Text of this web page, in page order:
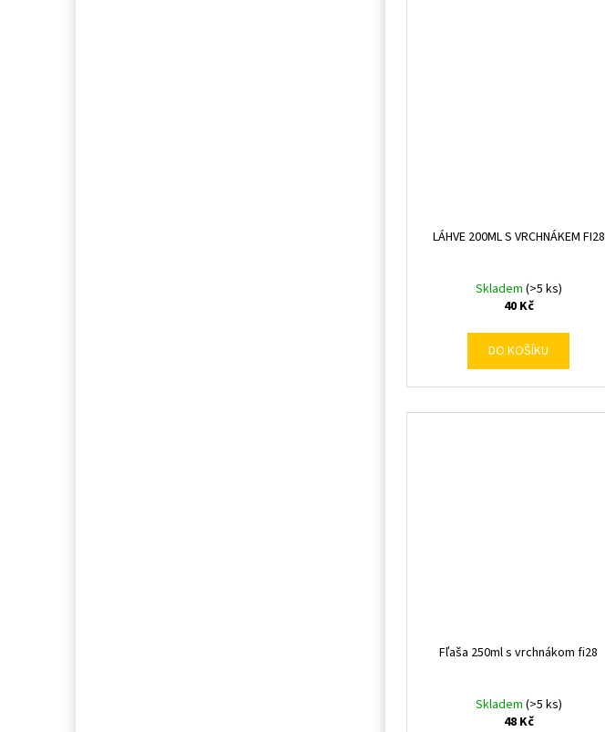
LÁHVE 200ML S VRCHNÁKEM FI28
Skladem (>5 ks)
40 Kč
DO KOŠÍKU
Fľaša 250ml s vrchnákom fi28
Skladem (>5 ks)
48 Kč